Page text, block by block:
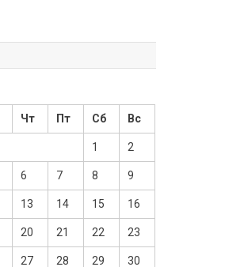
Чт Пт Сб Вс
1 2
6 7 8 9
13 14 15 16
20 21 22 23
27 28 29 30